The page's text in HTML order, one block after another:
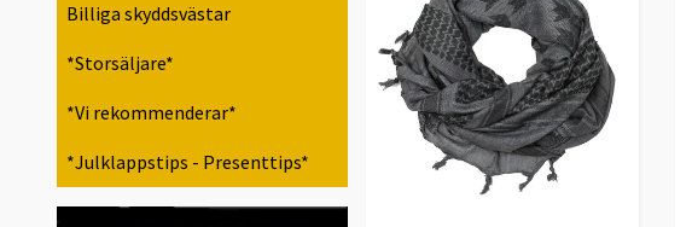
Billiga skyddsvästar
*Storsäljare*
*Vi rekommenderar*
*Julklappstips - Presenttips*